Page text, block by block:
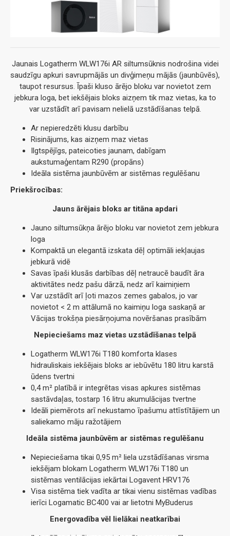
Jaunais Logatherm WLW176i AR siltumsūknis nodrošina videi
saudzīgu apkuri savrupmājās un divģimeņu mājās (jaunbūvēs),
taupot resursus. Īpaši kluso ārējo bloku var novietot zem
jebkura loga, bet iekšējais bloks aizņem tik maz vietas, ka to
var uzstādīt arī pavisam nelielā uzstādīšanas telpā.
Ar nepieredzēti klusu darbību
Risinājums, kas aizņem maz vietas
Ilgtspējīgs, pateicoties jaunam, dabīgam
aukstumaģentam R290 (propāns)
Ideāla sistēma jaunbūvēm ar sistēmas regulēšanu
Priekšrocības:
Jauns ārējais bloks ar titāna apdari
Jauno siltumsūkņa ārējo bloku var novietot zem jebkura
loga
Kompaktā un elegantā izskata dēļ optimāli iekļaujas
jebkurā vidē
Savas īpaši klusās darbības dēļ netraucē baudīt āra
aktivitātes nedz pašu dārzā, nedz arī kaimiņiem
Var uzstādīt arī ļoti mazos zemes gabalos, jo var
novietot < 2 m attālumā no kaimiņu loga saskaņā ar
Vācijas trokšņa piesārņojuma novēršanas prasībām
Nepieciešams maz vietas uzstādīšanas telpā
Logatherm WLW176i T180 komforta klases
hidrauliskais iekšējais bloks ar iebūvētu 180 litru karstā
ūdens tvertni
0,4 m² platībā ir integrētas visas apkures sistēmas
sastāvdaļas, tostarp 16 litru akumulācijas tvertne
Ideāli piemērots arī nekustamo īpašumu attīstītājiem un
saliekamo māju ražotājiem
Ideāla sistēma jaunbūvēm ar sistēmas regulēšanu
Nepieciešama tikai 0,95 m² liela uzstādīšanas virsma
iekšējam blokam Logatherm WLW176i T180 un
sistēmas ventilācijas iekārtai Logavent HRV176
Visa sistēma tiek vadīta ar tikai vienu sistēmas vadības
ierīci Logamatic BC400 vai ar lietotni MyBuderus
Energovadība vēl lielākai neatkarībai